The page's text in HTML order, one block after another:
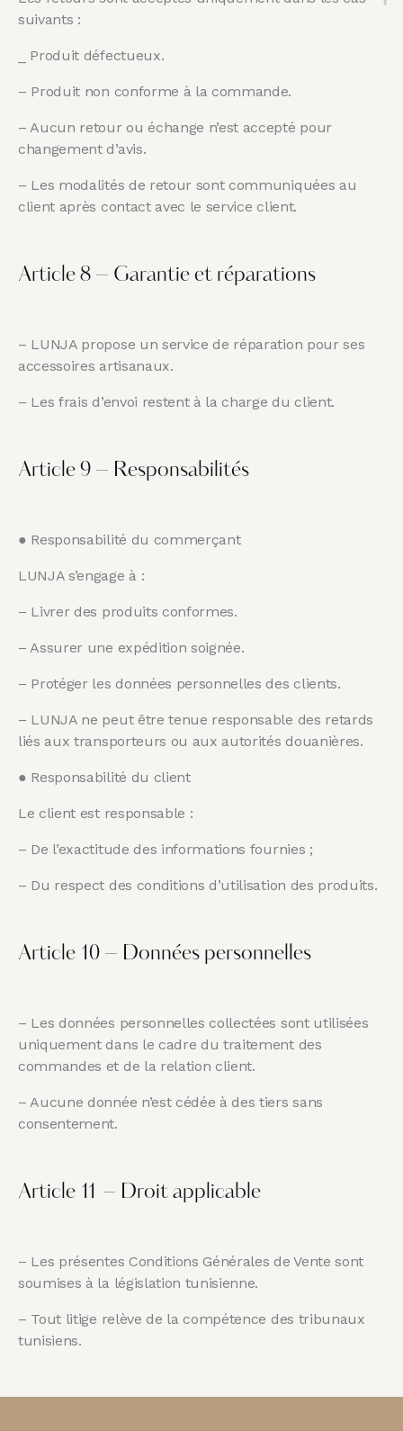
suivants :
_ Produit défectueux.
– Produit non conforme à la commande.
– Aucun retour ou échange n’est accepté pour
changement d’avis.
– Les modalités de retour sont communiquées au
client après contact avec le service client.
Article 8 – Garantie et réparations
– LUNJA propose un service de réparation pour ses
accessoires artisanaux.
– Les frais d’envoi restent à la charge du client.
Article 9 – Responsabilités
● Responsabilité du commerçant
LUNJA s’engage à :
– Livrer des produits conformes.
– Assurer une expédition soignée.
– Protéger les données personnelles des clients.
– LUNJA ne peut être tenue responsable des retards
liés aux transporteurs ou aux autorités douanières.
● Responsabilité du client
Le client est responsable :
– De l’exactitude des informations fournies ;
– Du respect des conditions d’utilisation des produits.
Article 10 – Données personnelles
– Les données personnelles collectées sont utilisées
uniquement dans le cadre du traitement des
commandes et de la relation client.
– Aucune donnée n’est cédée à des tiers sans
consentement.
Article 11 – Droit applicable
– Les présentes Conditions Générales de Vente sont
soumises à la législation tunisienne.
– Tout litige relève de la compétence des tribunaux
tunisiens.